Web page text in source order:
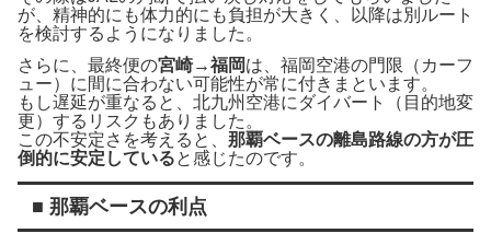
が、精神的にも体力的にも負担が大きく、以降は別ルート
を検討するようになりました。
さらに、最終便の宮崎→福岡は、福岡空港の門限（カーフ
ュー）に間に合わない可能性が常に付きまといます。
もし遅延が重なると、北九州空港にダイバート（目的地変
更）するリスクもありました。
この不安定さを考えると、 那覇ベースの離島路線の方が圧
倒的に安定していると感じたのです。
■ 那覇ベースの利点